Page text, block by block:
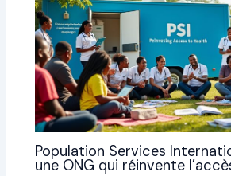
Population Services
une ONG qui réinvente